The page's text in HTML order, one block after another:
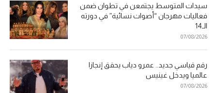
سيدات المتوسط يجتمعن في تطوان ضمن
فعاليات مهرجان “أصوات نسائية” في دورته
الـ14
07/08/2026
رقم قياسي جديد.. عمرو دياب يحقق إنجازا
عالميا ويدخل غينيس
07/08/2026